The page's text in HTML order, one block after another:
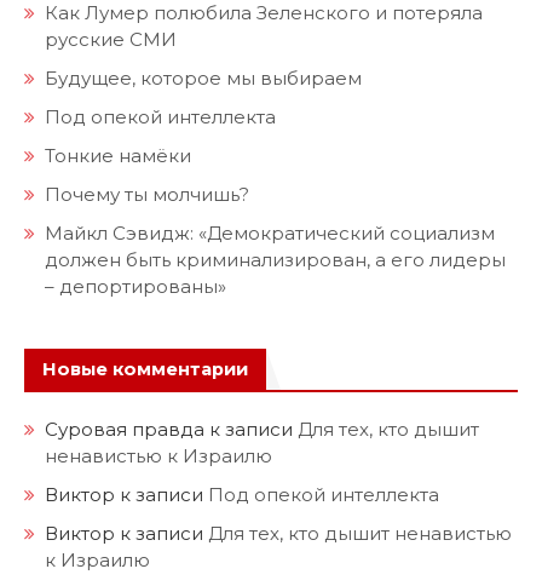
Как Лумер полюбила Зеленского и потеряла
русские СМИ
Будущее, которое мы выбираем
Под опекой интеллекта
Тонкие намёки
Почему ты молчишь?
Майкл Сэвидж: «Демократический социализм
должен быть криминализирован, а его лидеры
– депортированы»
Новые комментарии
Суровая правда к записи Для тех, кто дышит
ненавистью к Израилю
Виктор к записи Под опекой интеллекта
Виктор к записи Для тех, кто дышит ненавистью
к Израилю